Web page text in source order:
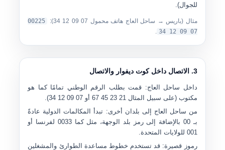
للجوال).
مثال (باريس → ساحل العاج هاتف محمول 07 09 12 34):
00225
07 09 12 34
3. الاتصال داخل كوت ديفوار والاتصال
داخل ساحل العاج: قمت بطلب الرقم الوطني تمامًا كما هو
مكتوب (على سبيل المثال 21 23 45 67 أو07 09 12 34
).
من ساحل العاج إلى بلدان أخرى: تبدأ المكالمات الدولية عادةً
بـ00 بالإضافة إلى رمز بلد الوجهة، مثل كما0033 لفرنسا أو
001 للولايات المتحدة.
رموز قصيرة: قد تستخدم خطوط مساعدة الطوارئ والمشغلين